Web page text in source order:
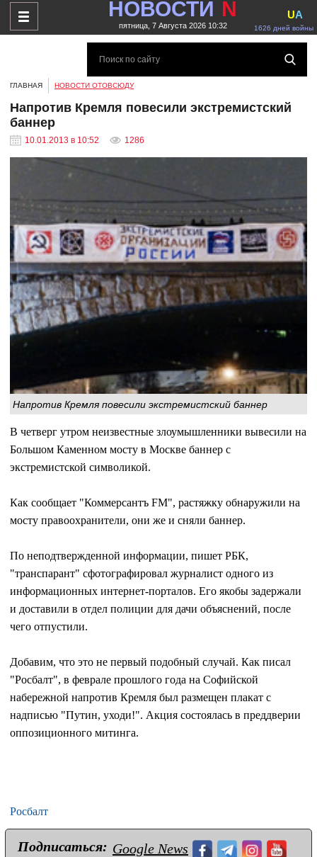
НОВОСТИ N
пятница, 7 Августа 2026 10:32 1626 дней войны
UA
ГЛАВНАЯ НОВОСТИ ОТОВСЮДУ
Напротив Кремля повесили экстремистский
баннер
10.01.2013 в 10:52 1286
Напротив Кремля повесили экстремистский баннер
В четверг утром неизвестные злоумышленники вывесили на
Большом Каменном мосту в Москве баннер с
экстремистской символикой.
Как сообщает "Коммерсантъ FM", растяжку обнаружили на
мосту правоохранители, они же и сняли баннер.
По неподтвержденной информации, пишет РБК,
"транспарант" сфотографировал журналист одного из
информационных интернет-порталов. Его якобы задержали
и доставили в отдел полиции для дачи объяснений, после
чего отпустили.
Добавим, что это не первый подобный случай. Как писал
"Росбалт", в феврале прошлого года на Софийской
набережной напротив Кремля был размещен плакат с
надписью "Путин, уходи!". Акция состоялась в преддверии
оппозиционного митинга.
Росбалт
Подписаться: Google News